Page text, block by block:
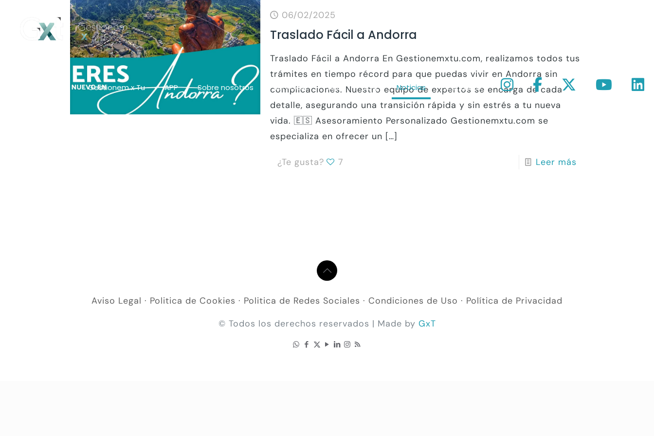
Gestionem x Tu APP Sobre nosotros Servicios FAQs Blog Noticias Contacto
06/02/2025
Traslado Fácil a Andorra
Traslado Fácil a Andorra En Gestionemxtu.com, realizamos todos tus
trámites en tiempo récord para que puedas vivir en Andorra sin
complicaciones. Nuestro equipo de expertos se encarga de cada
detalle, asegurando una transición rápida y sin estrés a tu nueva
vida. 🇪🇸 Asesoramiento Personalizado Gestionemxtu.com se
especializa en ofrecer un […]
¿Te gusta? 7 Leer más
Aviso Legal · Politica de Cookies · Politica de Redes Sociales · Condiciones de Uso · Política de Privacidad
© Todos los derechos reservados | Made by GxT